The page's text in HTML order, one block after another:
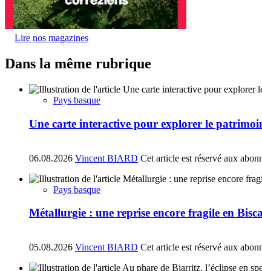
Lire nos magazines
Dans la même rubrique
Pays basque
Une carte interactive pour explorer le
06.08.2026 Vincent BIARD Cet article est réservé aux
Pays basque
Métallurgie : une reprise encore fragile en
05.08.2026 Vincent BIARD Cet article est réservé aux